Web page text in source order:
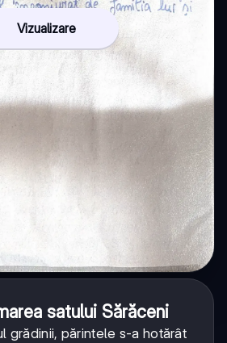
Vizualizare
satului Sărăceni
grădinii, părintele s-a hotărât